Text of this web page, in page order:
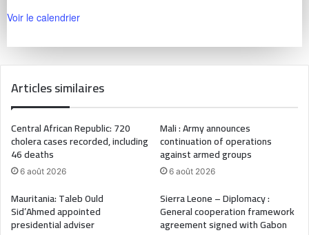
Voir le calendrier
Articles similaires
Central African Republic: 720
cholera cases recorded, including
46 deaths
6 août 2026
Mali : Army announces
continuation of operations
against armed groups
6 août 2026
Mauritania: Taleb Ould
Sid’Ahmed appointed
presidential adviser
Sierra Leone – Diplomacy :
General cooperation framework
agreement signed with Gabon